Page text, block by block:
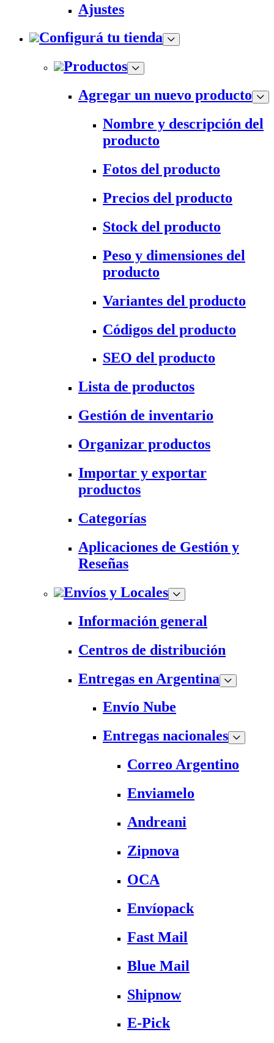
Ajustes
Configurá tu tienda
Productos
Agregar un nuevo producto
Nombre y descripción del
producto
Fotos del producto
Precios del producto
Stock del producto
Peso y dimensiones del
producto
Variantes del producto
Códigos del producto
SEO del producto
Lista de productos
Gestión de inventario
Organizar productos
Importar y exportar
productos
Categorías
Aplicaciones de Gestión y
Reseñas
Envíos y Locales
Información general
Centros de distribución
Entregas en Argentina
Envío Nube
Entregas nacionales
Correo Argentino
Enviamelo
Andreani
Zipnova
OCA
Envíopack
Fast Mail
Blue Mail
Shipnow
E-Pick